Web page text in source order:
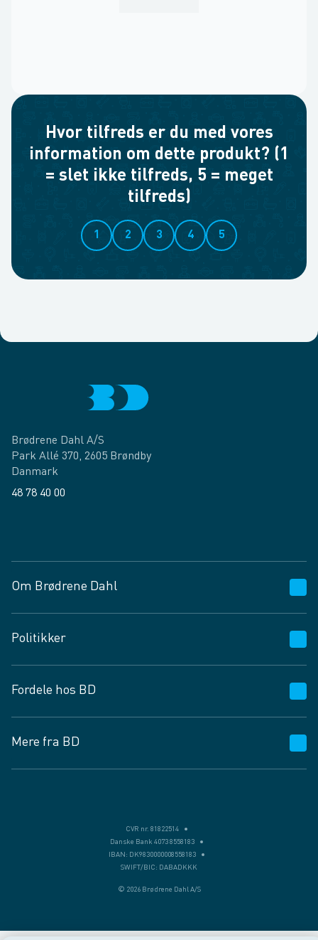
Hvor tilfreds er du med vores
information om dette produkt? (1
= slet ikke tilfreds, 5 = meget
tilfreds)
1 2 3 4 5
Brødrene Dahl A/S
Park Allé 370, 2605 Brøndby
Danmark
48 78 40 00
Om Brødrene Dahl
Vagttelefon 30 10 89 89
Spørgsmål og svar
Job og karriere
Fødevarekontrolrapport
Politikker
Privatlivspolitik
Cookies
Vilkår og betingelser
Fordele hos BD
BD app
BD.dk services
Mere fra BD
CVR nr. 81822514
Danske Bank 4073 8558183
IBAN: DK9830000008558183
SWIFT/BIC: DABADKKK
© 2026 Brødrene Dahl A/S